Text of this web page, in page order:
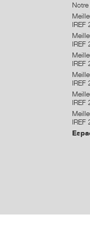
IREF
IREF
IREF
IREF
IREF
IREF